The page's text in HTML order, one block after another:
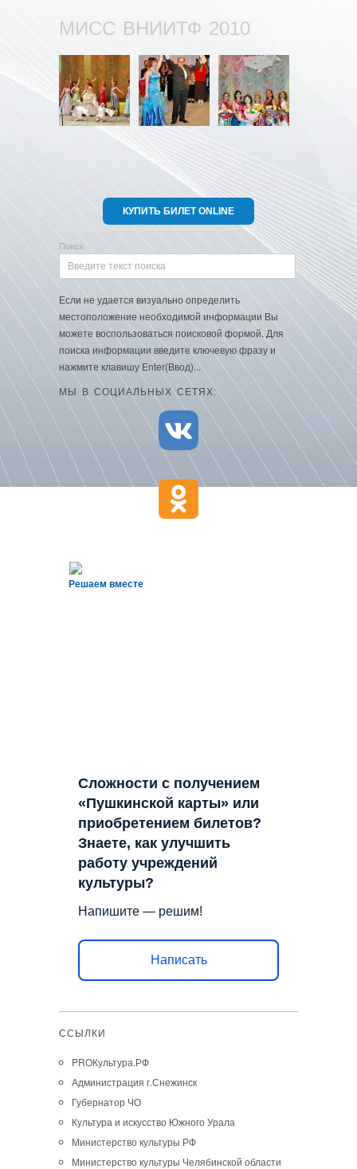
МИСС ВНИИТФ 2010
КУПИТЬ БИЛЕТ ONLINE
Поиск
Если не удается визуально определить
местоположение необходимой информации Вы
можете воспользоваться поисковой формой. Для
поиска информации введите ключевую фразу и
нажмите клавишу Enter(Ввод)...
МЫ В СОЦИАЛЬНЫХ СЕТЯХ:
Решаем вместе
Сложности с получением
«Пушкинской карты» или
приобретением билетов?
Знаете, как улучшить
работу учреждений
культуры?
Напишите — решим!
Написать
ССЫЛКИ
PROКультура.РФ
Администрация г.Снежинск
Губернатор ЧО
Культура и искусство Южного Урала
Министерство культуры РФ
Министерство культуры Челябинской области